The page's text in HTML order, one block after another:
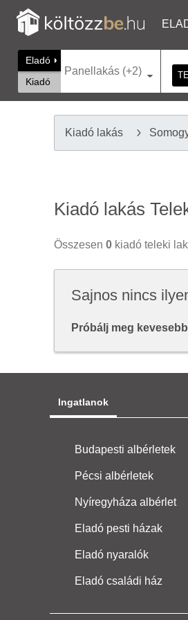
Eladó
Kiadó
Panellakás (+2)
Kiadó lakás
Kiadó lakás
Összesen 0 kiadó teleki
Sajnos nincs
Próbálj meg
Ingatlanok
Budapesti albérletek
Pécsi albérletek
Nyíregyháza albérlet
Eladó pesti házak
Eladó nyaralók
Eladó családi ház